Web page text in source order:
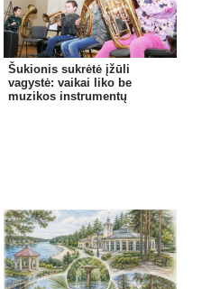
Šukionis sukrėtė įžūli
vagystė: vaikai liko be
muzikos instrumentų